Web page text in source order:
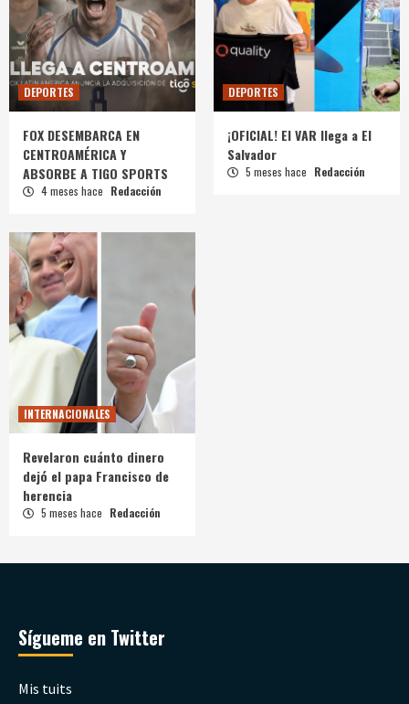
DEPORTES
FOX DESEMBARCA EN
CENTROAMÉRICA Y
ABSORBE A TIGO SPORTS
4 meses hace Redacción
DEPORTES
¡OFICIAL! El VAR llega a El
Salvador
5 meses hace Redacción
INTERNACIONALES
Revelaron cuánto dinero
dejó el papa Francisco de
herencia
5 meses hace Redacción
Sígueme en Twitter
Mis tuits